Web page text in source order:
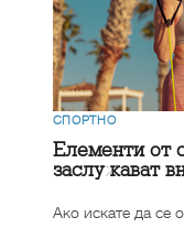
СПОРТНО
Елементи от
заслужават
Ако искате да се